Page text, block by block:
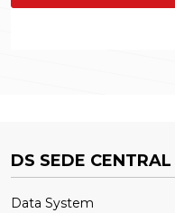
DS SEDE CENTRAL
Data System